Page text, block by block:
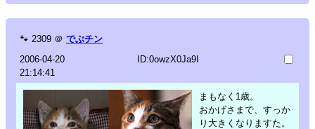
🐾 2309 ＠ でぶチン
2006-04-20
21:14:41
ID:0owzX0Ja9I
まもなく1歳。
おかげさまで、すっか
り大きくなりますた。